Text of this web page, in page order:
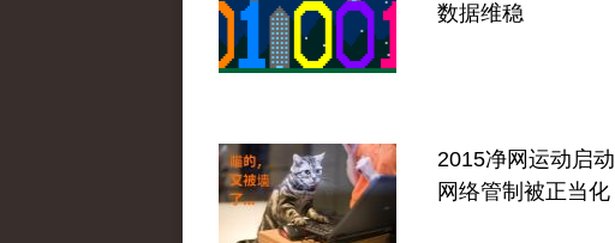
数据维稳
2015净网运动启动
网络管制被正当化